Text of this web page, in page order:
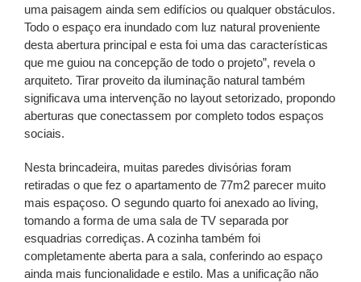
uma paisagem ainda sem edifícios ou qualquer obstáculos.
Todo o espaço era inundado com luz natural proveniente
desta abertura principal e esta foi uma das características
que me guiou na concepção de todo o projeto”, revela o
arquiteto. Tirar proveito da iluminação natural também
significava uma intervenção no layout setorizado, propondo
aberturas que conectassem por completo todos espaços
sociais.
Nesta brincadeira, muitas paredes divisórias foram
retiradas o que fez o apartamento de 77m2 parecer muito
mais espaçoso. O segundo quarto foi anexado ao living,
tomando a forma de uma sala de TV separada por
esquadrias corrediças. A cozinha também foi
completamente aberta para a sala, conferindo ao espaço
ainda mais funcionalidade e estilo. Mas a unificação não